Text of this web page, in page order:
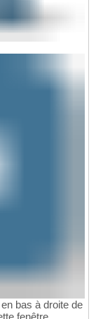
bas à droite de
fenêtre